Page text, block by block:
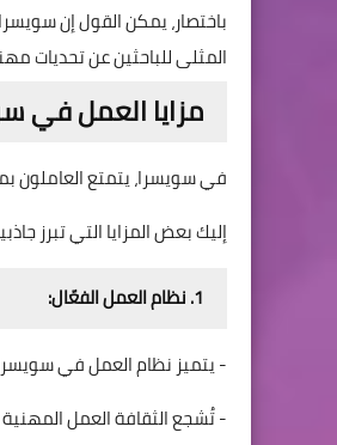
باختصار، يمكن القول إن
المثلى للباحثين عن تحديات
مزايا العمل في
في سويسرا، يتمتع العاملون
إليك بعض المزايا التي تبرز
1. نظام العمل الفعّال:
- يتميز نظام العمل في سويسرا
- تُشجع الثقافة العمل المهنية